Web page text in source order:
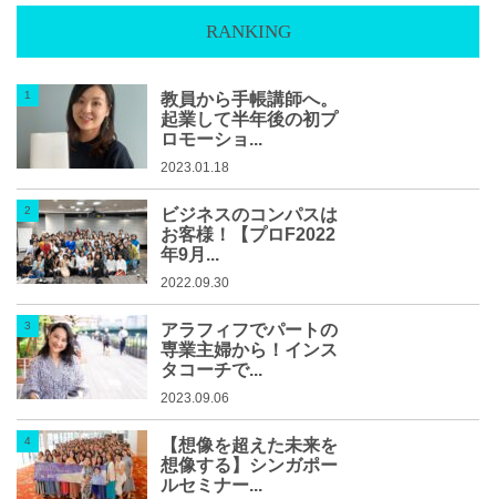
RANKING
教員から手帳講師へ。
起業して半年後の初プ
ロモーショ...
2023.01.18
ビジネスのコンパスは
お客様！【プロF2022
年9月...
2022.09.30
アラフィフでパートの
専業主婦から！インス
タコーチで...
2023.09.06
【想像を超えた未来を
想像する】シンガポー
ルセミナー...